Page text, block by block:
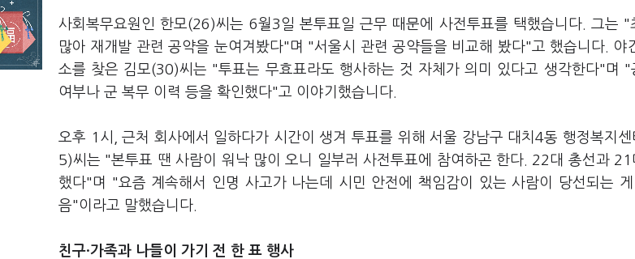
사회복무요원인 한모(26)씨는 6월3일 본투표일 근무 때문에 사전투표를 택했습니다. 그는 "
많아 재개발 관련 공약을 눈여겨봤다"며 "서울시 관련 공약들을 비교해 봤다"고 했습니다. 야
소를 찾은 김모(30)씨는 "투표는 무효표라도 행사하는 것 자체가 의미 있다고 생각한다"며 "
여부나 군 복무 이력 등을 확인했다"고 이야기했습니다.
오후 1시, 근처 회사에서 일하다가 시간이 생겨 투표를 위해 서울 강남구 대치4동 행정복지
5)씨는 "본투표 땐 사람이 워낙 많이 오니 일부러 사전투표에 참여하곤 한다. 22대 총선과 21
했다"며 "요즘 계속해서 인명 사고가 나는데 시민 안전에 책임감이 있는 사람이 당선되는
음"이라고 말했습니다.
친구·가족과 나들이 가기 전 한 표 행사